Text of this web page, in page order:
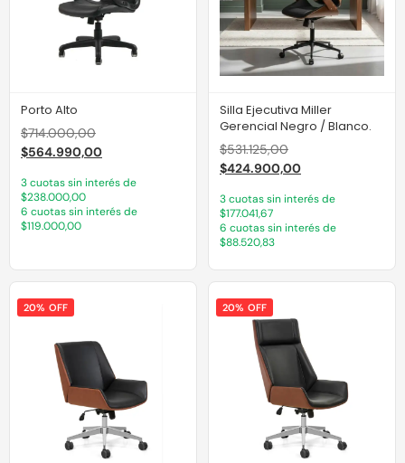
Porto Alto
$714.000,00
$564.990,00
3 cuotas sin interés de
$238.000,00
6 cuotas sin interés de
$119.000,00
Silla Ejecutiva Miller
Gerencial Negro / Blanco.
$531.125,00
$424.900,00
3 cuotas sin interés de
$177.041,67
6 cuotas sin interés de
$88.520,83
20% OFF 20% OFF